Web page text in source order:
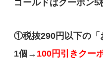
ゴールドはクーポン5
①税抜290円以下の「
1個→ 100円引きクー